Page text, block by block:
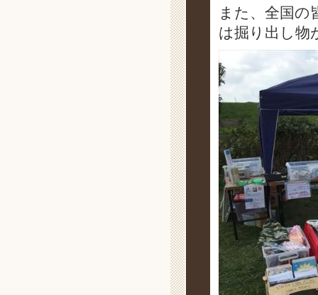
また、全国の
は掘り出し物